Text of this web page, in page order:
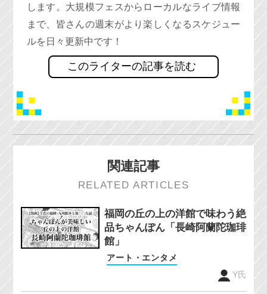
します。大規模フェスからローカルなライブ情報
まで、皆さんの週末がより楽しくなるスケジュー
ルを日々更新中です！
このライターの記事を読む
関連記事
RELATED ARTICLES
福岡の丘の上の洋館で味わう絶
品ちゃんぽん「長崎阿蘭陀珈琲
館」
アート・エンタメ
Y氏